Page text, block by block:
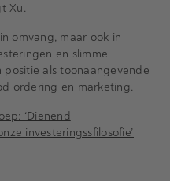
Xu.
omvang, maar ook in
en slimme
als toonaangevende
ordering en marketing.
‘Dienend
investeringssfilosofie’